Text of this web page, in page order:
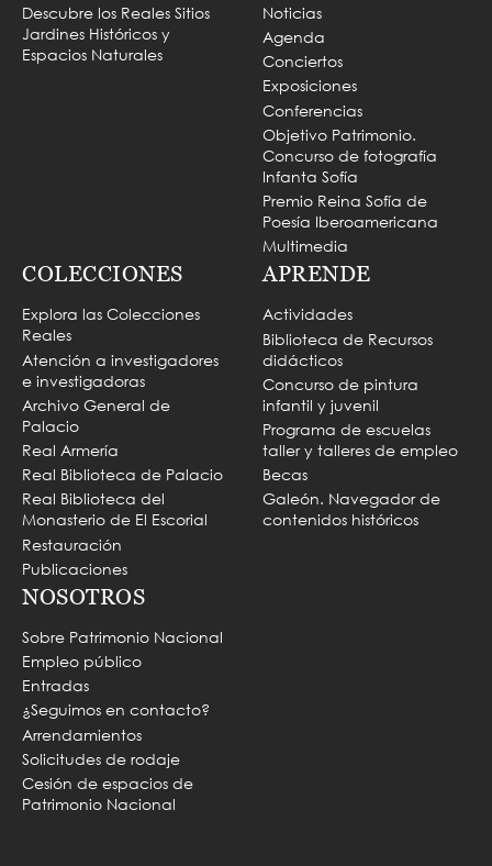
Descubre los Reales Sitios
Jardines Históricos y
Espacios Naturales
Noticias
Agenda
Conciertos
Exposiciones
Conferencias
Objetivo Patrimonio.
Concurso de fotografía
Infanta Sofía
Premio Reina Sofía de
Poesía Iberoamericana
Multimedia
COLECCIONES
Explora las Colecciones
Reales
Atención a investigadores
e investigadoras
Archivo General de
Palacio
Real Armería
Real Biblioteca de Palacio
Real Biblioteca del
Monasterio de El Escorial
Restauración
Publicaciones
APRENDE
Actividades
Biblioteca de Recursos
didácticos
Concurso de pintura
infantil y juvenil
Programa de escuelas
taller y talleres de empleo
Becas
Galeón. Navegador de
contenidos históricos
NOSOTROS
Sobre Patrimonio Nacional
Empleo público
Entradas
¿Seguimos en contacto?
Arrendamientos
Solicitudes de rodaje
Cesión de espacios de
Patrimonio Nacional